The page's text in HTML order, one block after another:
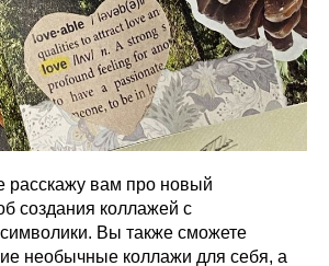
расскажу вам про новый
создания коллажей с
Вы также сможете
необычные коллажи для себя, а